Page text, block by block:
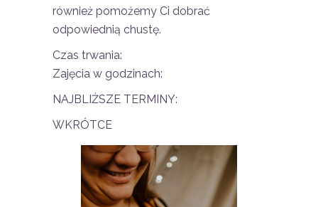
również pomożemy Ci dobrać
odpowiednią chustę.
Czas trwania:
Zajęcia w godzinach:
NAJBLIŻSZE TERMINY:
WKRÓTCE